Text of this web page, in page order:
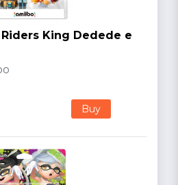
King Dedede e
Buy